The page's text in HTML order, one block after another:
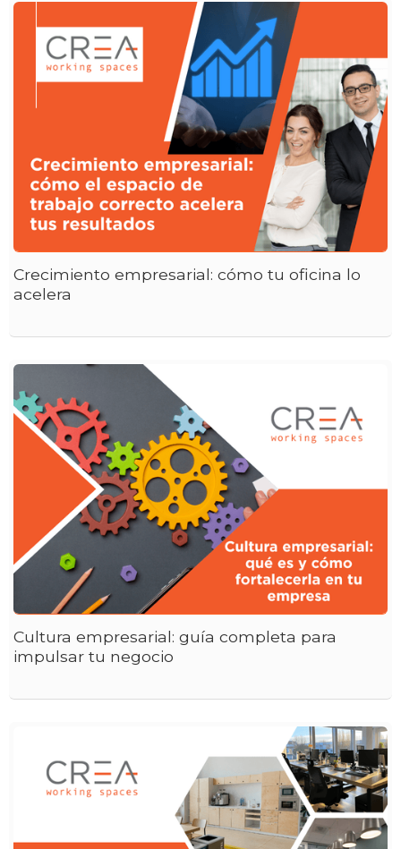
Crecimiento empresarial: cómo tu oficina lo
acelera
Cultura empresarial: guía completa para
impulsar tu negocio